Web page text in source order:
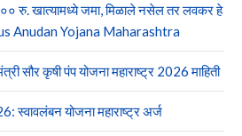
रु. खात्यामध्ये जमा, मिळाले नसेल तर लवकर हे
Anudan Yojana Maharashtra
कृषी पंप योजना महाराष्ट्र 2026 माहिती
स्वावलंबन योजना महाराष्ट्र अर्ज